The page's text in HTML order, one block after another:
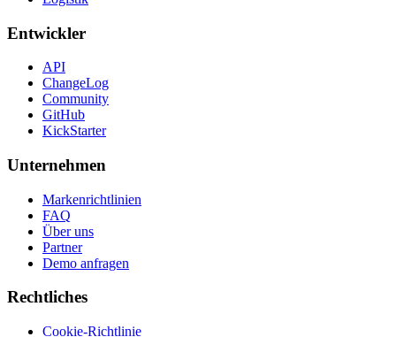
Entwickler
API
ChangeLog
Community
GitHub
KickStarter
Unternehmen
Markenrichtlinien
FAQ
Über uns
Partner
Demo anfragen
Rechtliches
Cookie-Richtlinie